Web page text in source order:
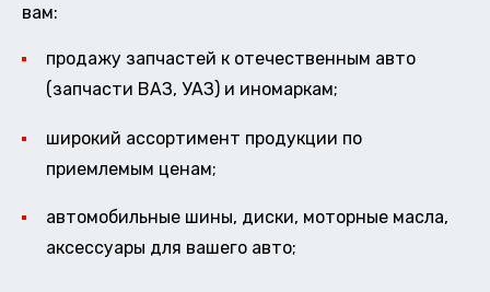
вам:
продажу запчастей к отечественным авто
(запчасти ВАЗ, УАЗ) и иномаркам;
широкий ассортимент продукции по
приемлемым ценам;
автомобильные шины, диски, моторные масла,
аксессуары для вашего авто;